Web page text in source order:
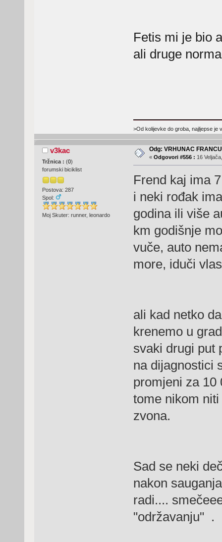
Fetis mi je bio
ali druge
>Od kolijevke do groba, najljepse je
v3kac
Tržnica : (0)
forumski biciklist
Postova: 287
Spol:
Moj Skuter: runner, leonardo
Odg: VRHUNAC
« Odgovori #556 : 16
Frend kaj ima
i neki rođak
godina ili više
km godišnje
vuče, auto
more, iduči
ali kad netko
krenemo u
svaki drugi put
na dijagnostici
promjeni za 10
tome nikom
zvona.
Sad se neki
nakon
radi....
"održavanju" .